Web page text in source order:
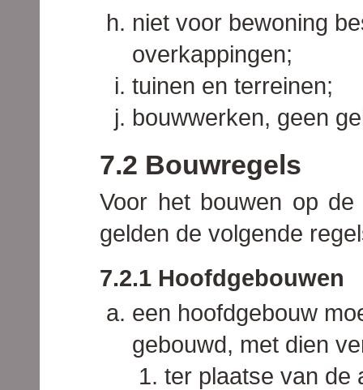
niet voor bewoning
overkappingen;
tuinen en terreinen;
bouwwerken, geen
7.2 Bouwregels
Voor het bouwen op
gelden de volgende
7.2.1 Hoofdgebouwen
een hoofdgebouw
gebouwd, met dien
ter plaatse van de